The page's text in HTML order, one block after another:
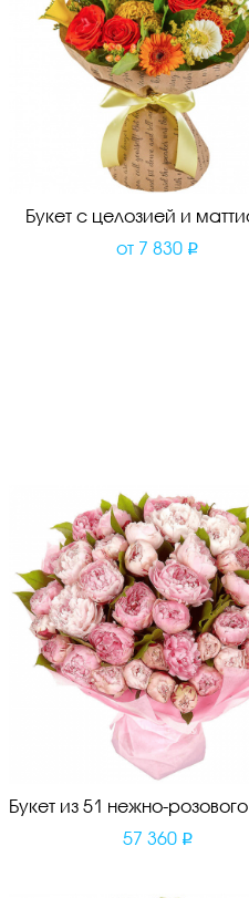
Букет с целозией и
от 7 830
Букет из 51 нежно-
57 360